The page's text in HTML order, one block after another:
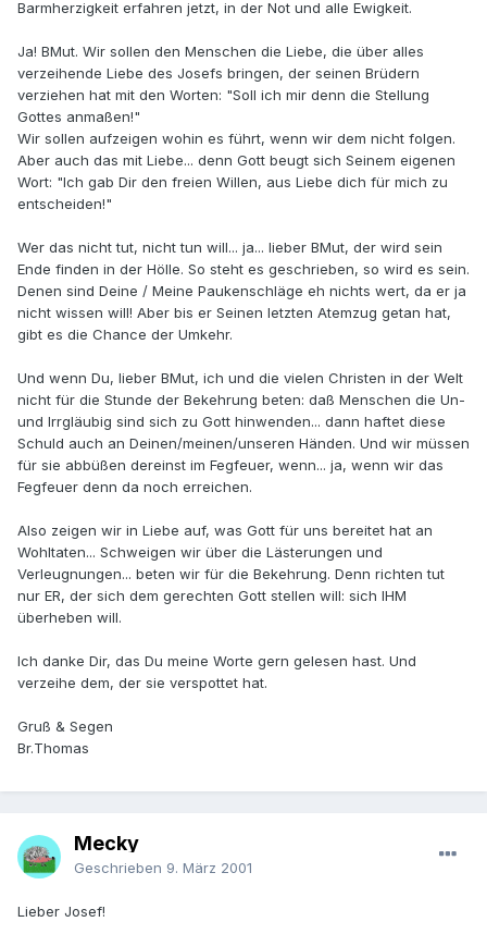
Barmherzigkeit erfahren jetzt, in der Not und alle Ewigkeit.
Ja! BMut. Wir sollen den Menschen die Liebe, die über alles
verzeihende Liebe des Josefs bringen, der seinen Brüdern
verziehen hat mit den Worten: "Soll ich mir denn die Stellung
Gottes anmaßen!"
Wir sollen aufzeigen wohin es führt, wenn wir dem nicht folgen.
Aber auch das mit Liebe... denn Gott beugt sich Seinem eigenen
Wort: "Ich gab Dir den freien Willen, aus Liebe dich für mich zu
entscheiden!"
Wer das nicht tut, nicht tun will... ja... lieber BMut, der wird sein
Ende finden in der Hölle. So steht es geschrieben, so wird es sein.
Denen sind Deine / Meine Paukenschläge eh nichts wert, da er ja
nicht wissen will! Aber bis er Seinen letzten Atemzug getan hat,
gibt es die Chance der Umkehr.
Und wenn Du, lieber BMut, ich und die vielen Christen in der Welt
nicht für die Stunde der Bekehrung beten: daß Menschen die Un-
und Irrgläubig sind sich zu Gott hinwenden... dann haftet diese
Schuld auch an Deinen/meinen/unseren Händen. Und wir müssen
für sie abbüßen dereinst im Fegfeuer, wenn... ja, wenn wir das
Fegfeuer denn da noch erreichen.
Also zeigen wir in Liebe auf, was Gott für uns bereitet hat an
Wohltaten... Schweigen wir über die Lästerungen und
Verleugnungen... beten wir für die Bekehrung. Denn richten tut
nur ER, der sich dem gerechten Gott stellen will: sich IHM
überheben will.
Ich danke Dir, das Du meine Worte gern gelesen hast. Und
verzeihe dem, der sie verspottet hat.
Gruß & Segen
Br.Thomas
Mecky
Geschrieben 9. März 2001
Lieber Josef!